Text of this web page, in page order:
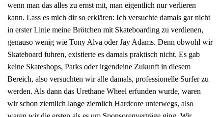
wenn man das alles zu ernst mit, man eigentlich nur verlieren
kann. Lass es mich dir so erklären: Ich versuchte damals gar nicht
in erster Linie meine Brötchen mit Skateboarding zu verdienen,
genauso wenig wie Tony Alva oder Jay Adams. Denn obwohl wir
Skateboard fuhren, existierte es damals praktisch nicht. Es gab
keine Skateshops, Parks oder irgendeine Zukunft in diesem
Bereich, also versuchten wir alle damals, professionelle Surfer zu
werden. Als dann das Urethane Wheel erfunden wurde, waren
wir schon ziemlich lange ziemlich Hardcore unterwegs, also